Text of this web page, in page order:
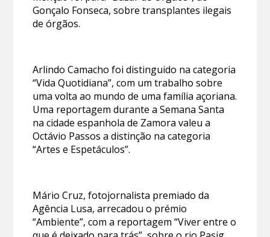
Gonçalo Fonseca, sobre transplantes ilegais
de órgãos.
Arlindo Camacho foi distinguido na categoria
“Vida Quotidiana”, com um trabalho sobre
uma volta ao mundo de uma família açoriana.
Uma reportagem durante a Semana Santa
na cidade espanhola de Zamora valeu a
Octávio Passos a distinção na categoria
“Artes e Espetáculos”.
Mário Cruz, fotojornalista premiado da
Agência Lusa, arrecadou o prémio
“Ambiente”, com a reportagem “Viver entre o